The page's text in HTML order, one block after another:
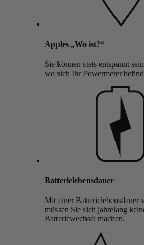
Apples „Wo ist?“
Sie können stets entspannt
wo sich Ihr Powermeter
Batterielebensdauer
Mit einer Batterielebensdauer
müssen Sie sich jahrelang
Batteriewechsel machen.